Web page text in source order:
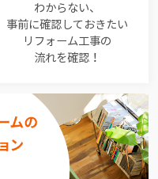
わからない、
事前に確認しておきたい
リフォーム工事の
流れを確認！